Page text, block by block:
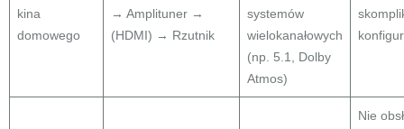
kina
domowego
→ Amplituner →
(HDMI) → Rzutnik
systemów
wielokanałowych
(np. 5.1, Dolby
Atmos)
Nie